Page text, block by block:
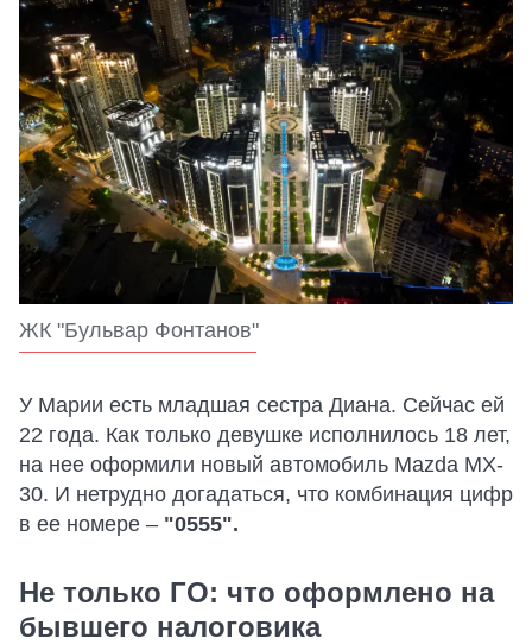
ЖК "Бульвар Фонтанов"
У Марии есть младшая сестра Диана. Сейчас ей
22 года. Как только девушке исполнилось 18 лет,
на нее оформили новый автомобиль Mazda MX-
30. И нетрудно догадаться, что комбинация цифр
в ее номере – "0555".
Не только ГО: что оформлено на
бывшего налоговика